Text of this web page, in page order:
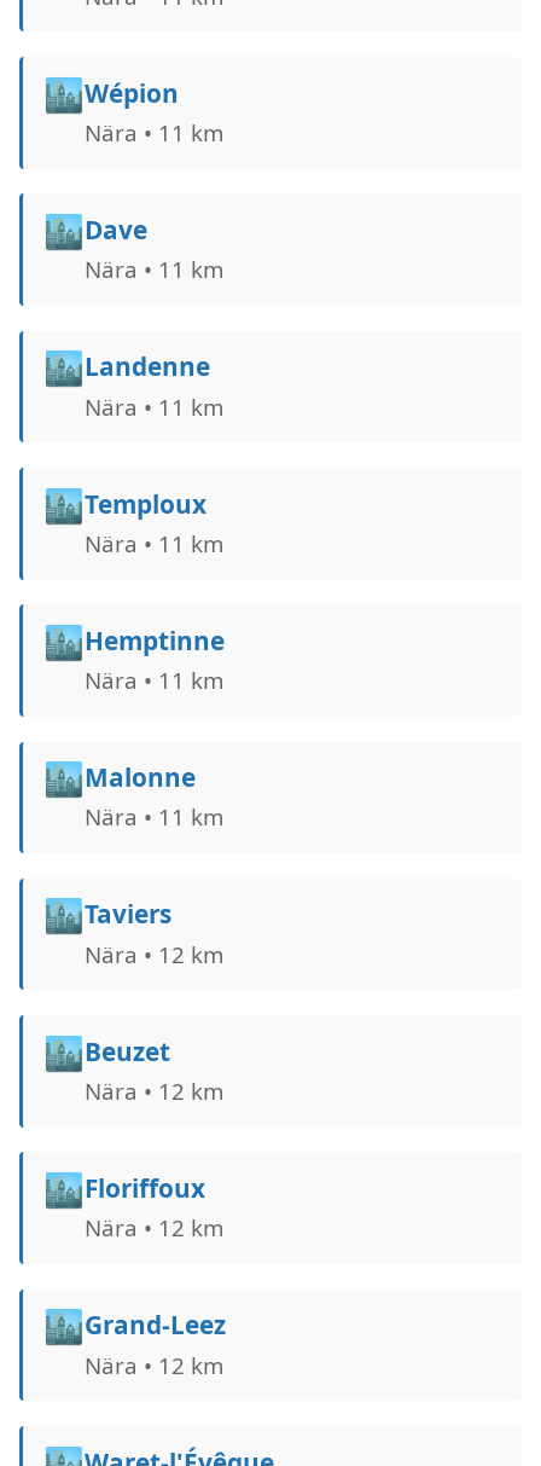
🏙️Wépion
Nära • 11 km
🏙️Dave
Nära • 11 km
🏙️Landenne
Nära • 11 km
🏙️Temploux
Nära • 11 km
🏙️Hemptinne
Nära • 11 km
🏙️Malonne
Nära • 11 km
🏙️Taviers
Nära • 12 km
🏙️Beuzet
Nära • 12 km
🏙️Floriffoux
Nära • 12 km
🏙️Grand-Leez
Nära • 12 km